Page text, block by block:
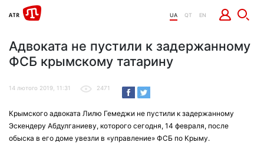
UA QT EN
Адвоката не пустили к задержанному
ФСБ крымскому татарину
14 лютого 2019, 11:31 2471
Крымского адвоката Лилю Гемеджи не пустили к задержанному
Эскендеру Абдулганиеву, которого сегодня, 14 февраля, после
обыска в его доме увезли в «управление» ФСБ по Крыму.